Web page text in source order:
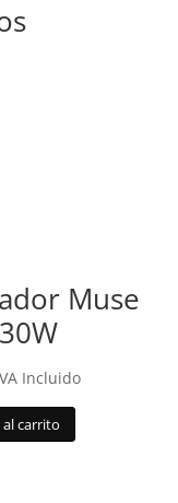
Muse
Incluido
carrito